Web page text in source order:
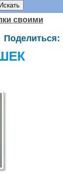
своими
Поделиться: